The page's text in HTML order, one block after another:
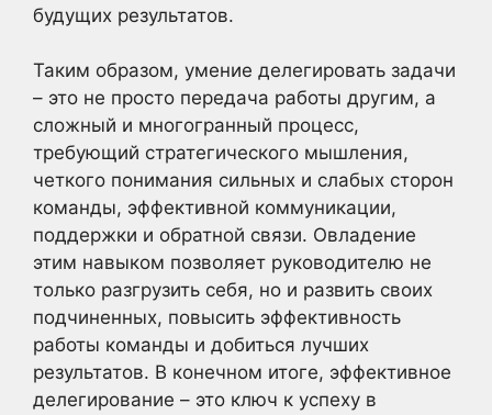
будущих результатов.
Таким образом, умение делегировать задачи
– это не просто передача работы другим, а
сложный и многогранный процесс,
требующий стратегического мышления,
четкого понимания сильных и слабых сторон
команды, эффективной коммуникации,
поддержки и обратной связи. Овладение
этим навыком позволяет руководителю не
только разгрузить себя, но и развить своих
подчиненных, повысить эффективность
работы команды и добиться лучших
результатов. В конечном итоге, эффективное
делегирование – это ключ к успеху в